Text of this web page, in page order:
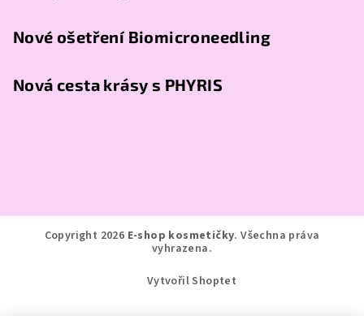
Nové ošetření Biomicroneedling
Nová cesta krásy s PHYRIS
Copyright 2026 E-shop kosmetičky. Všechna práva
vyhrazena.
Vytvořil Shoptet